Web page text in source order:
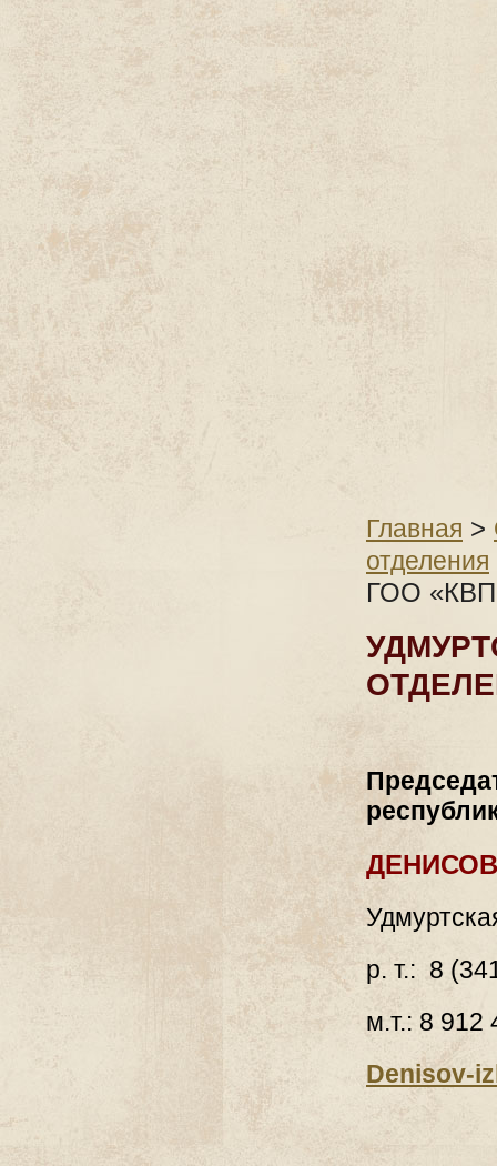
Главная >
отделения
ГОО
ДЕНИСОВ
р. т.: 8
м.т.: 8 912
Denisov-